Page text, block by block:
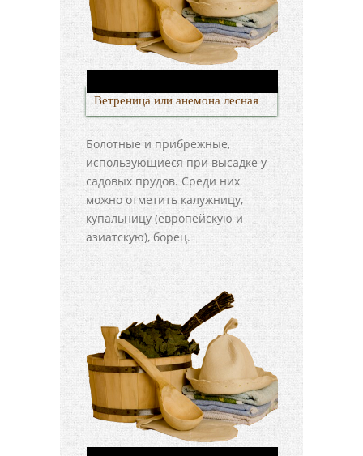
Ветреница или анемона лесная
Болотные и прибрежные,
использующиеся при высадке у
садовых прудов. Среди них
можно отметить калужницу,
купальницу (европейскую и
азиатскую), борец.